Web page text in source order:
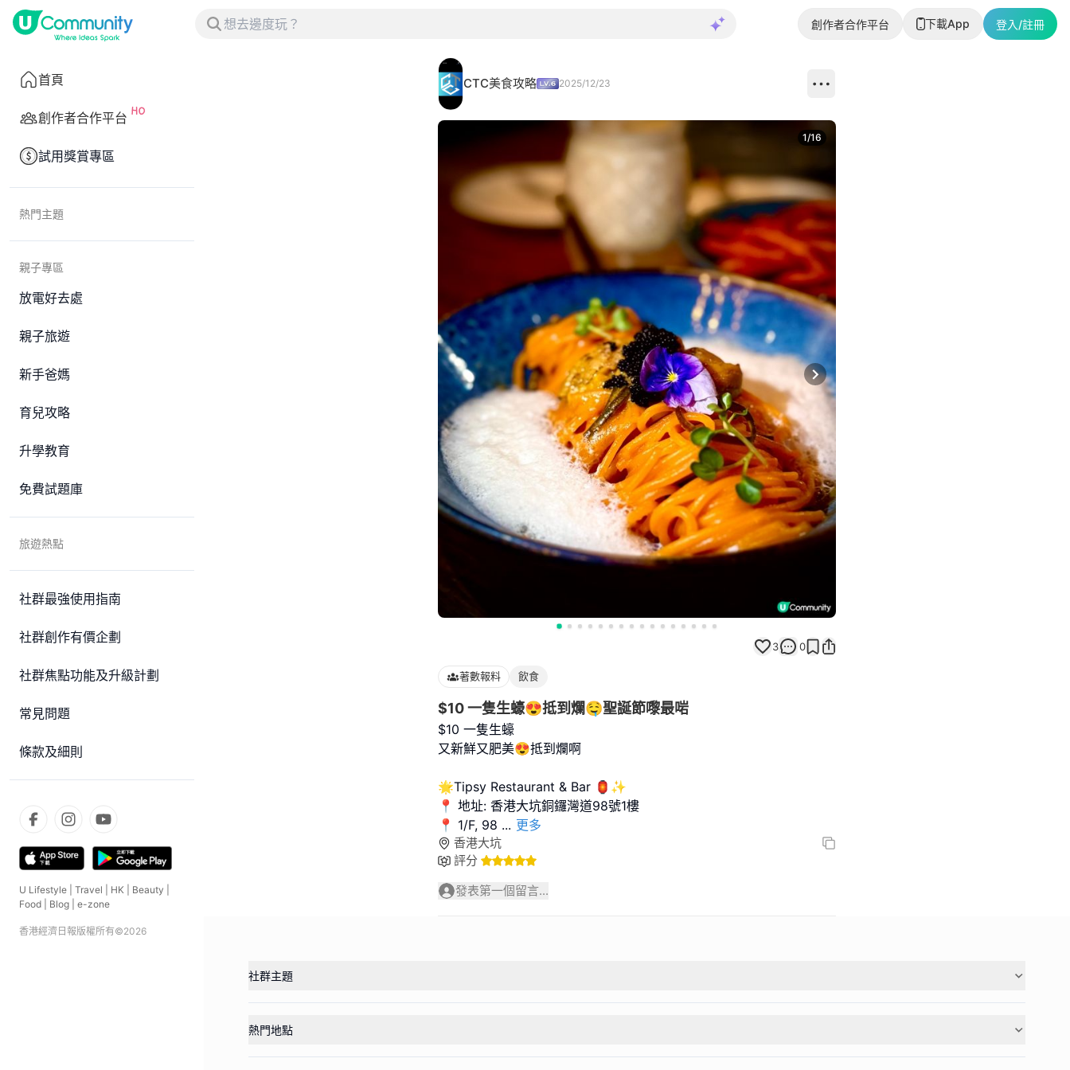
創作者合作平台 下載App 登入/註冊
首頁
創作者合作平台
試用獎賞專區
熱門主題
親子專區
放電好去處
親子旅遊
新手爸媽
育兒攻略
升學教育
免費試題庫
旅遊熱點
社群最強使用指南
社群創作有價企劃
社群焦點功能及升級計劃
常見問題
條款及細則
U Lifestyle Travel HK Beauty
Food
Blog e-zone
香港經濟日報版權所有©2026
CTC美食攻略 2025/12/23
Next slide
1/16
3 0
著數報料 飲食
$10 一隻生蠔😍抵到爛🤤聖誕節嚟最啱
$10 一隻生蠔
又新鮮又肥美😍抵到爛啊
🌟Tipsy Restaurant & Bar 🏮✨
📍 地址: 香港大坑銅鑼灣道98號1樓
📍 1/F, 98 ... 更多
香港大坑
評分
發表第一個留言...
社群主題
熱門地點